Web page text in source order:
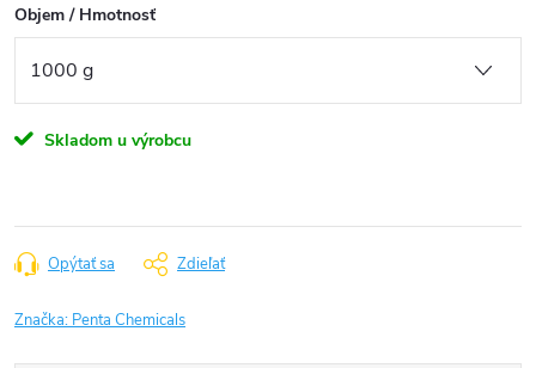
Objem / Hmotnosť
Skladom u výrobcu
Opýtať sa Zdieľať
Značka: Penta Chemicals